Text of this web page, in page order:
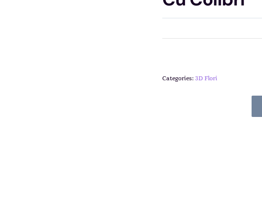
Categories:3D Flori